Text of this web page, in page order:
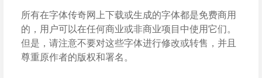
所有在字体传奇网上下载或生成的字体都是免费商用
的，用户可以在任何商业或非商业项目中使用它们。
但是，请注意不要对这些字体进行修改或转售，并且
尊重原作者的版权和署名。